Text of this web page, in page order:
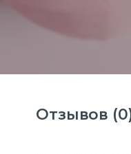
Отзывов